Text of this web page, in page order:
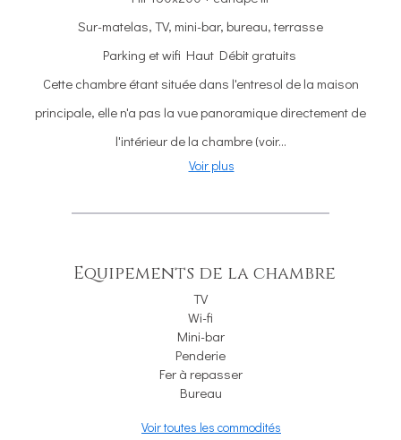
Sur-matelas, TV, mini-bar, bureau, terrasse
Parking et wifi Haut Débit gratuits
Cette chambre étant située dans l'entresol de la maison
principale, elle n'a pas la vue panoramique directement de
l'intérieur de la chambre (voir...
Voir plus
Equipements de la chambre
TV
Wi-fi
Mini-bar
Penderie
Fer à repasser
Bureau
Voir toutes les commodités